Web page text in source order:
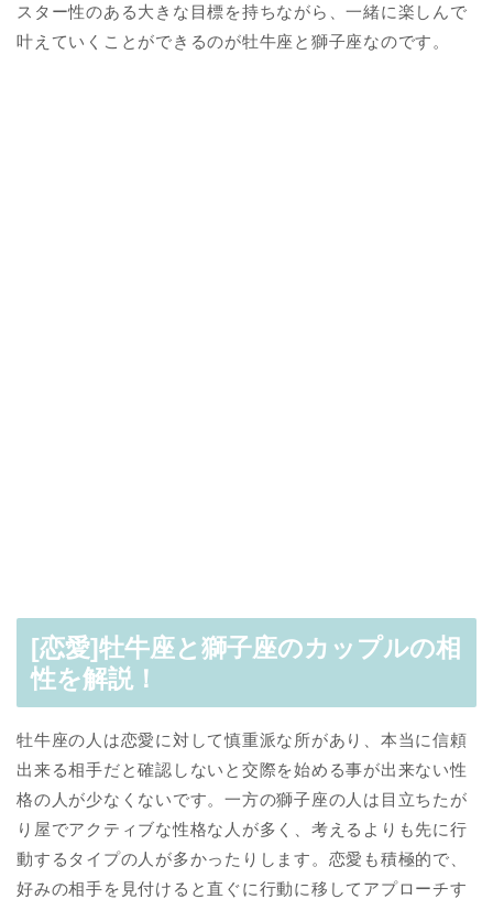
スター性のある大きな目標を持ちながら、一緒に楽しんで
叶えていくことができるのが牡牛座と獅子座なのです。
[恋愛]牡牛座と獅子座のカップルの相
性を解説！
牡牛座の人は恋愛に対して慎重派な所があり、本当に信頼
出来る相手だと確認しないと交際を始める事が出来ない性
格の人が少なくないです。一方の獅子座の人は目立ちたが
り屋でアクティブな性格な人が多く、考えるよりも先に行
動するタイプの人が多かったりします。恋愛も積極的で、
好みの相手を見付けると直ぐに行動に移してアプローチす